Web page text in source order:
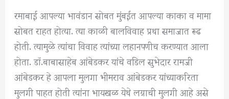
रमाबाई आपल्या भावंडान सोबत मुंबईत आपल्या काका व मामा
सोबत राहत होत्या. त्या काळी बालविवाह प्रथा समाजात रूढ
होती. त्यामुळे त्यांचा विवाह त्यांच्या लहानपणीच करण्यात आला
होता. डॉ.बाबासाहेब आंबेडकर यांचे वडिल सुभेदार रामजी
आंबेडकर हे आपला मुलगा भीमराव आंबेडकर यांच्याकरिता
मुलगी पाहत होती त्यांना भायखळ येथे लग्नाची मुलगी आहे असे